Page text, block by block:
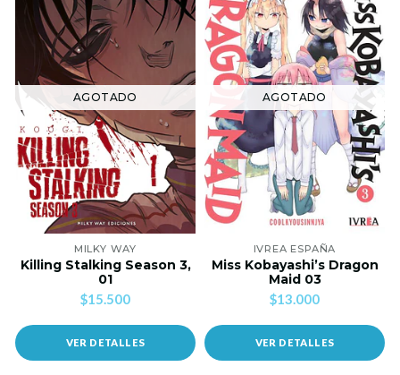
AGOTADO
MILKY WAY
Killing Stalking Season 3,
01
$15.500
VER DETALLES
AGOTADO
IVREA ESPAÑA
Miss Kobayashi’s Dragon
Maid 03
$13.000
VER DETALLES